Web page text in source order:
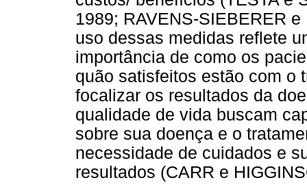
1989; RAVENS-SIEBERER
uso dessas medidas reflete
importância de como os
quão satisfeitos estão com o
focalizar os resultados da
qualidade de vida buscam
sobre sua doença e o
necessidade de cuidados e
resultados (CARR e